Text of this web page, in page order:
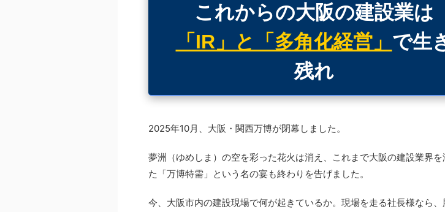
これからの大阪の建設業は
「IR」と「多角化経営」 で生
残れ
2025年10月、大阪・関西万博が閉幕しました。
夢洲（ゆめしま）の空を彩った花火は消え、これまで大阪の建設業界を
た「万博特需」という名の宴も終わりを告げました。
今、大阪市内の建設現場で何が起きているか。現場を走る社長様なら、